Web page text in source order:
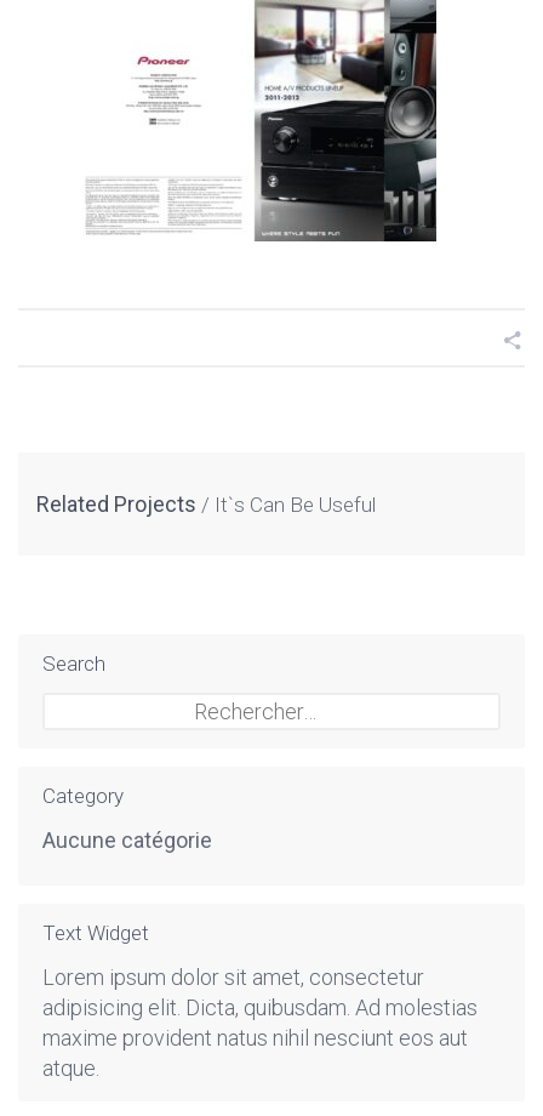
Related Projects It`s Can Be Useful
Search
Category
Aucune catégorie
Text Widget
Lorem ipsum dolor sit amet, consectetur
adipisicing elit. Dicta, quibusdam. Ad molestias
maxime provident natus nihil nesciunt eos aut
atque.